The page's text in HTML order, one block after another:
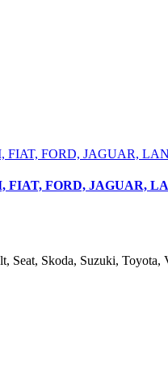
FIAT, FORD, JAGUAR,
Seat, Skoda, Suzuki, Toyota,